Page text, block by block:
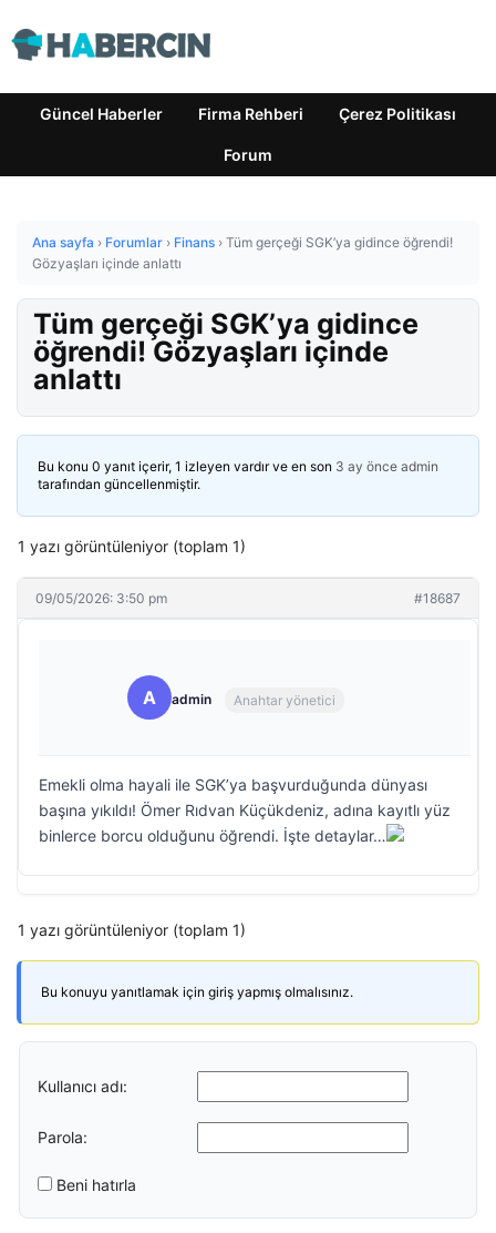
Güncel Haberler Firma Rehberi Çerez Politikası
Forum
Ana sayfa › Forumlar › Finans › Tüm gerçeği SGK’ya gidince öğrendi!
Gözyaşları içinde anlattı
Tüm gerçeği SGK’ya gidince
öğrendi! Gözyaşları içinde
anlattı
Bu konu 0 yanıt içerir, 1 izleyen vardır ve en son 3 ay önce admin
tarafından güncellenmiştir.
1 yazı görüntüleniyor (toplam 1)
09/05/2026: 3:50 pm #18687
A admin Anahtar yönetici
Emekli olma hayali ile SGK’ya başvurduğunda dünyası
başına yıkıldı! Ömer Rıdvan Küçükdeniz, adına kayıtlı yüz
binlerce borcu olduğunu öğrendi. İşte detaylar…
1 yazı görüntüleniyor (toplam 1)
Bu konuyu yanıtlamak için giriş yapmış olmalısınız.
Kullanıcı adı:
Parola:
Beni hatırla